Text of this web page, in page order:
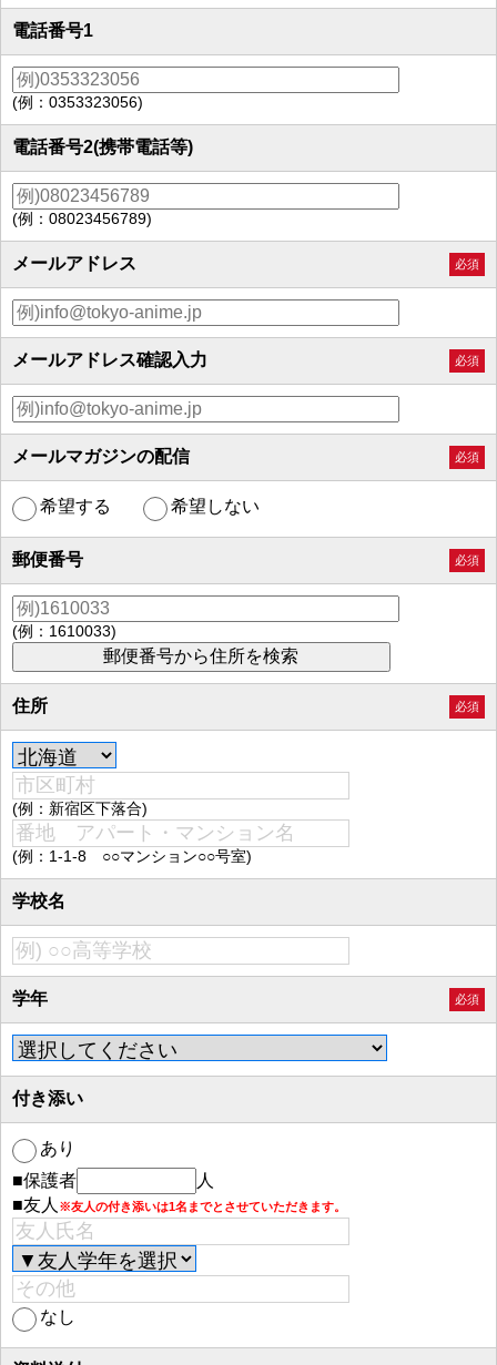
電話番号1
(例：0353323056)
電話番号2(携帯電話等)
(例：08023456789)
メールアドレス 必須
メールアドレス確認入力 必須
メールマガジンの配信 必須
希望する 希望しない
郵便番号 必須
(例：1610033)
住所 必須
(例：新宿区下落合)
(例：1-1-8 ○○マンション○○号室)
学校名
学年 必須
付き添い
あり
■保護者
人
■友人 ※友人の付き添いは1名までとさせていただきます。
なし